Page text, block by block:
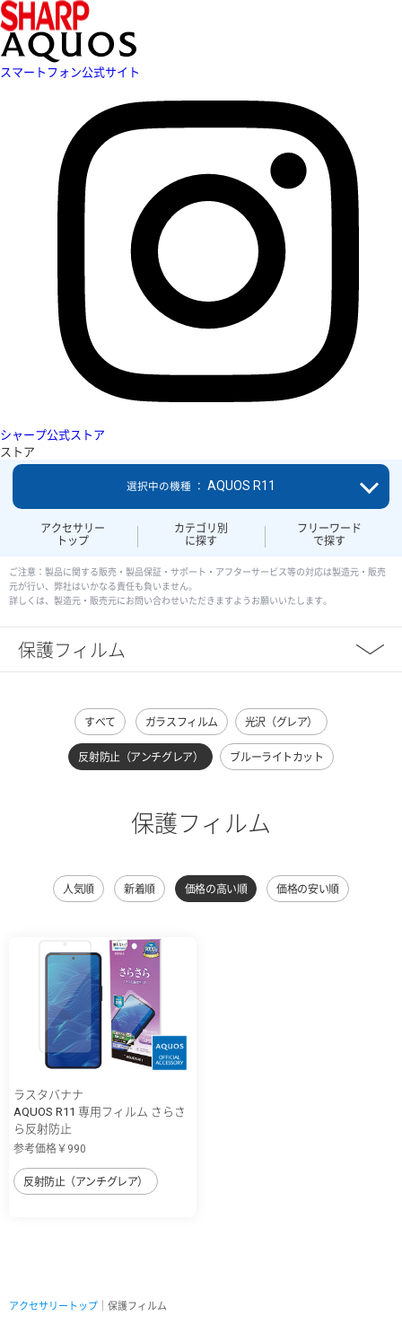
スマートフォン公式サイト
シャープ公式ストア
ストア
アクセサリー
トップ
カテゴリ別
に探す
フリーワード
で探す
選択中の機種 ： AQUOS R11
ご注意：製品に関する販売・製品保証・サポート・アフターサービス等の対応は製造元・販売
元が行い、弊社はいかなる責任も負いません。
詳しくは、製造元・販売元にお問い合わせいただきますようお願いいたします。
保護フィルム
すべて ガラスフィルム 光沢（グレア）
反射防止（アンチグレア） ブルーライトカット
保護フィルム
人気順 新着順 価格の高い順 価格の安い順
ラスタバナナ
AQUOS R11 専用フィルム さらさ
ら反射防止
参考価格￥990
反射防止（アンチグレア）
アクセサリートップ ｜保護フィルム